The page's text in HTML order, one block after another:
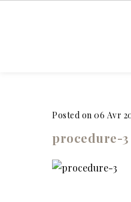
Posted on 06 Avr
procedure-3